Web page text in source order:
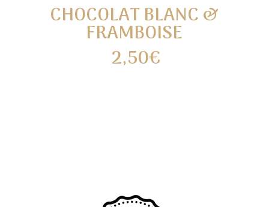
CHOCOLAT BLANC &
FRAMBOISE
2,50€